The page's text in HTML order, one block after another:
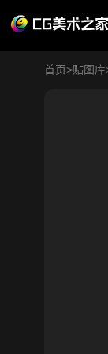
首页>贴图库